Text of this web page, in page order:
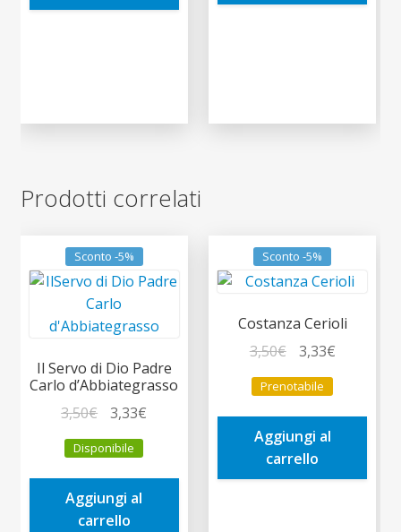
Prodotti correlati
Sconto -5%
Il Servo di Dio Padre
Carlo d’Abbiategrasso
3,50€
prezzo
originale
era:
3,50€.
3,33€
è:
Disponibile
Aggiungi al
carrello
Sconto -5%
Costanza Cerioli
3,50€
prezzo
originale
era:
3,50€.
3,33€Il
è:
Prenotabile
Aggiungi al
carrello